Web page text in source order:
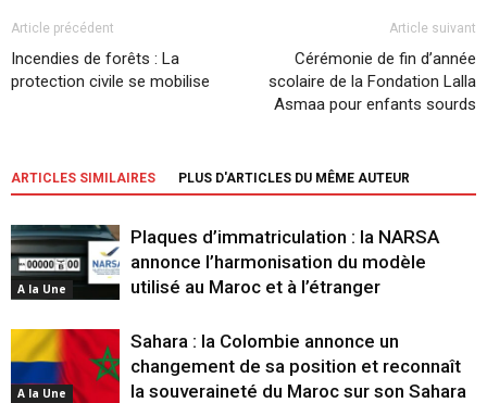
Article précédent
Incendies de forêts : La
protection civile se mobilise
Article suivant
Cérémonie de fin d’année
scolaire de la Fondation Lalla
Asmaa pour enfants sourds
ARTICLES SIMILAIRES PLUS D'ARTICLES DU MÊME AUTEUR
A la Une
Plaques d’immatriculation : la NARSA
annonce l’harmonisation du modèle
utilisé au Maroc et à l’étranger
A la Une
Sahara : la Colombie annonce un
changement de sa position et reconnaît
la souveraineté du Maroc sur son Sahara